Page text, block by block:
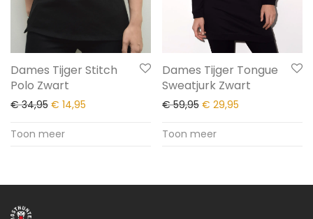
Dames Tijger Stitch
Polo Zwart
€34,95 € 14,95
Toon meer
Dames Tijger Tongue
Sweatjurk Zwart
€59,95 € 29,95
Toon meer